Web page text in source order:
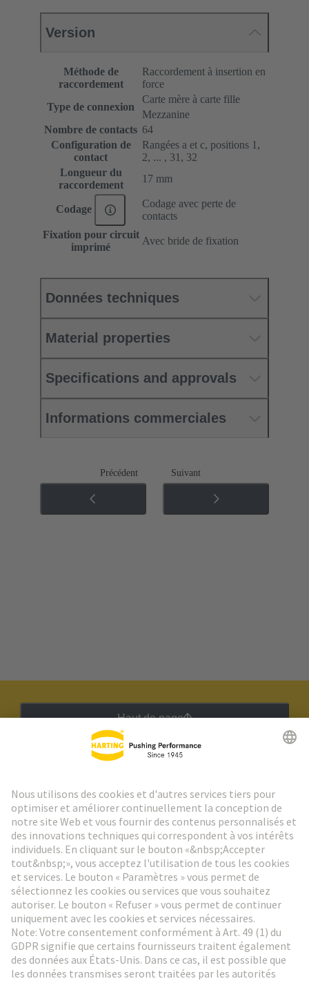
Version
Méthode de
raccordement
Raccordement à insertion en
force
Type de connexion
Carte mère à carte fille
Mezzanine
Nombre de contacts 64
Configuration de
contact
Rangées a et c, positions 1,
2, ... , 31, 32
Longueur du
raccordement
17 mm
Codage
Codage avec perte de
contacts
Fixation pour circuit
imprimé
Avec bride de fixation
Données techniques
Material properties
Specifications and approvals
Informations commerciales
Précédent Suivant
Haut de page
Aller à l'inscription
Social Media